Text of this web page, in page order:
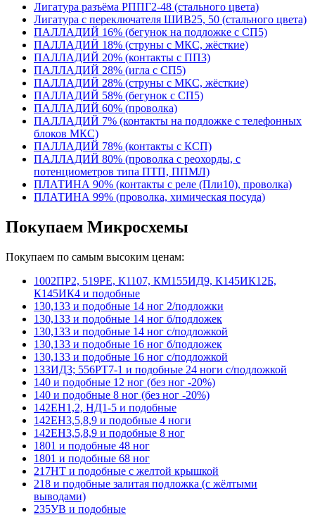
Лигатура разъёма РППГ2-48 (стального цвета)
Лигатура с переключателя ШИВ25, 50 (стального цвета)
ПАЛЛАДИЙ 16% (бегунок на подложке с СП5)
ПАЛЛАДИЙ 18% (струны с МКС, жёсткие)
ПАЛЛАДИЙ 20% (контакты с ПП3)
ПАЛЛАДИЙ 28% (игла с СП5)
ПАЛЛАДИЙ 28% (струны с МКС, жёсткие)
ПАЛЛАДИЙ 58% (бегунок с СП5)
ПАЛЛАДИЙ 60% (проволка)
ПАЛЛАДИЙ 7% (контакты на подложке с телефонных
блоков МКС)
ПАЛЛАДИЙ 78% (контакты с КСП)
ПАЛЛАДИЙ 80% (проволка с реохорды, с
потенциометров типа ПТП, ППМЛ)
ПЛАТИНА 90% (контакты с реле (Пли10), проволка)
ПЛАТИНА 99% (проволка, химическая посуда)
Покупаем Микросхемы
Покупаем по самым высоким ценам:
1002ПР2, 519РЕ, К1107, КМ155ИД9, К145ИК12Б,
К145ИК4 и подобные
130,133 и подобные 14 ног 2/подложки
130,133 и подобные 14 ног б/подложек
130,133 и подобные 14 ног с/подложкой
130,133 и подобные 16 ног б/подложек
130,133 и подобные 16 ног с/подложкой
133ИД3; 556РТ7-1 и подобные 24 ноги с/подложкой
140 и подобные 12 ног (без ног -20%)
140 и подобные 8 ног (без ног -20%)
142ЕН1,2, НД1-5 и подобные
142ЕН3,5,8,9 и подобные 4 ноги
142ЕН3,5,8,9 и подобные 8 ног
1801 и подобные 48 ног
1801 и подобные 68 ног
217НТ и подобные с желтой крышкой
218 и подобные залитая подложка (с жёлтыми
выводами)
235УВ и подобные